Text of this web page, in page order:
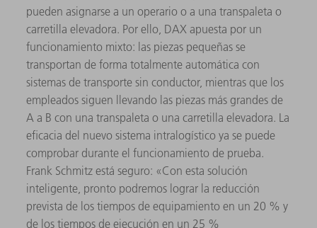
pueden asignarse a un operario o a una transpaleta o
carretilla elevadora. Por ello, DAX apuesta por un
funcionamiento mixto: las piezas pequeñas se
transportan de forma totalmente automática con
sistemas de transporte sin conductor, mientras que los
empleados siguen llevando las piezas más grandes de
A a B con una transpaleta o una carretilla elevadora. La
eficacia del nuevo sistema intralogístico ya se puede
comprobar durante el funcionamiento de prueba.
Frank Schmitz está seguro: «Con esta solución
inteligente, pronto podremos lograr la reducción
prevista de los tiempos de equipamiento en un 20 % y
de los tiempos de ejecución en un 25 %